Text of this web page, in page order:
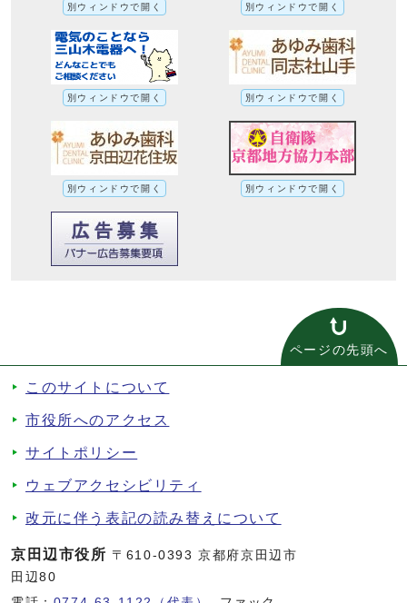
別ウィンドウで開く 別ウィンドウで開く
別ウィンドウで開く 別ウィンドウで開く
別ウィンドウで開く 別ウィンドウで開く
ページの先頭へ
このサイトについて
市役所へのアクセス
サイトポリシー
ウェブアクセシビリティ
改元に伴う表記の読み替えについて
京田辺市役所 〒610-0393 京都府京田辺市
田辺80